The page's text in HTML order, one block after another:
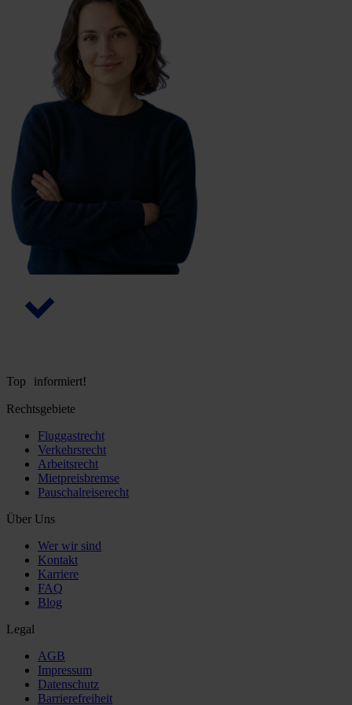
Top informiert!
Rechtsgebiete
Fluggastrecht
Verkehrsrecht
Arbeitsrecht
Mietpreisbremse
Pauschalreiserecht
Über Uns
Wer wir sind
Kontakt
Karriere
FAQ
Blog
Legal
AGB
Impressum
Datenschutz
Barrierefreiheit